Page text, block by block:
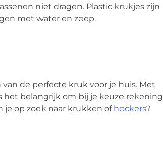
niet dragen. Plastic krukjes zijn
met water en zeep.
de perfecte kruk voor je huis. Met
het belangrijk om bij je keuze rekening
je op zoek naar krukken of hockers?